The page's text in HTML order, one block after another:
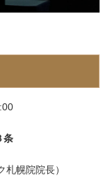
条
幌院院長）